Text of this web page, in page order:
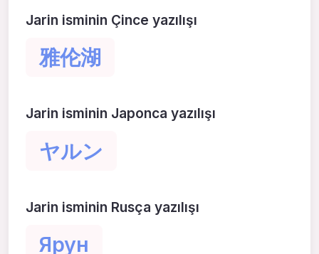
Jarin isminin Çince yazılışı
雅伦湖
Jarin isminin Japonca yazılışı
ヤルン
Jarin isminin Rusça yazılışı
Ярун